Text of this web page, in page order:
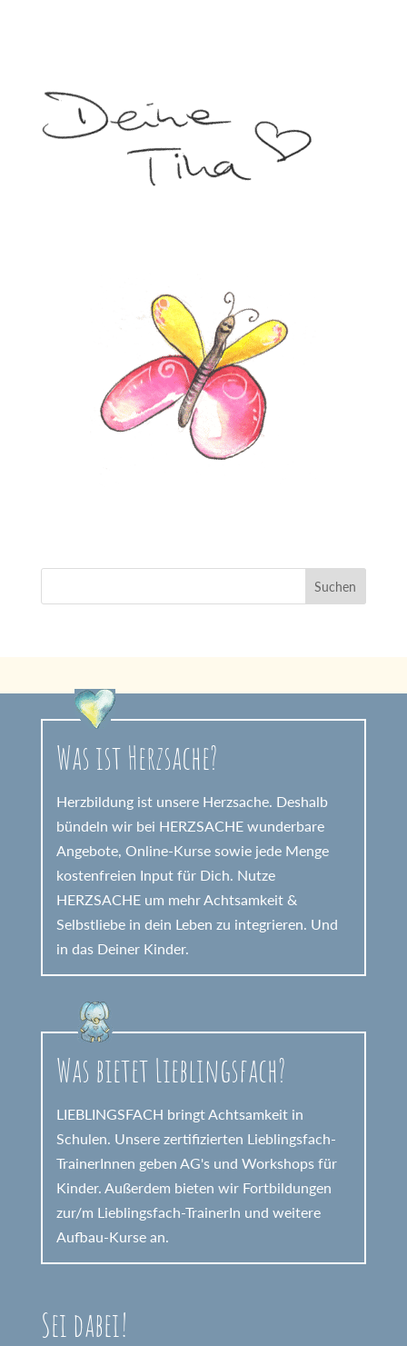
Was ist Herzsache?
Herzbildung ist unsere Herzsache. Deshalb
bündeln wir bei HERZSACHE wunderbare
Angebote, Online-Kurse sowie jede Menge
kostenfreien Input für Dich. Nutze
HERZSACHE um mehr Achtsamkeit &
Selbstliebe in dein Leben zu integrieren. Und
in das Deiner Kinder.
Was bietet Lieblingsfach?
LIEBLINGSFACH bringt Achtsamkeit in
Schulen. Unsere zertifizierten Lieblingsfach-
TrainerInnen geben AG's und Workshops für
Kinder. Außerdem bieten wir Fortbildungen
zur/m Lieblingsfach-TrainerIn und weitere
Aufbau-Kurse an.
Sei dabei!